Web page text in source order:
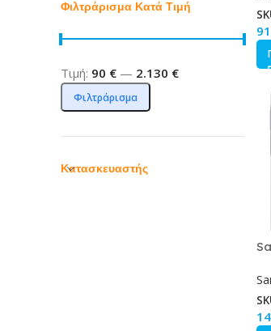
Φιλτράρισμα Κατά Τιμή
Φιλτράρισμα
Τιμή: 90 € — 2.130 €
Κατασκευαστής